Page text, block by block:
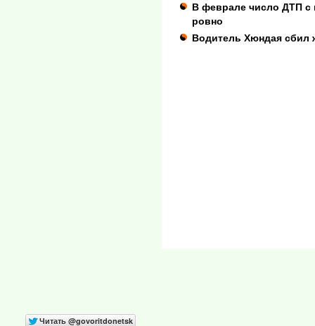
В феврале число ДТП с
ровно
Водитель Хюндая сбил